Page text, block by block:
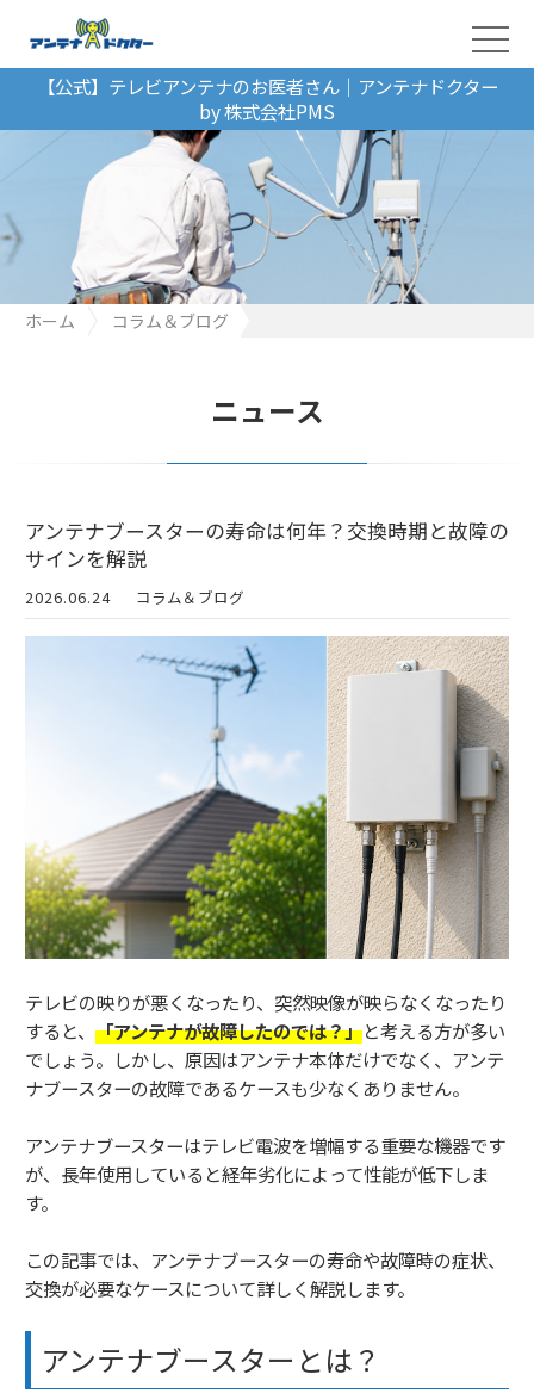
【公式】テレビアンテナのお医者さん｜アンテナドクター
by 株式会社PMS
ホーム
コラム＆ブログ
ニュース
アンテナブースターの寿命は何年？交換時期と故障の
サインを解説
2026.06.24 コラム＆ブログ
テレビの映りが悪くなったり、突然映像が映らなくなったり
すると、 「アンテナが故障したのでは？」と考える方が多い
でしょう。しかし、原因はアンテナ本体だけでなく、アンテ
ナブースターの故障であるケースも少なくありません。
アンテナブースターはテレビ電波を増幅する重要な機器です
が、長年使用していると経年劣化によって性能が低下しま
す。
この記事では、アンテナブースターの寿命や故障時の症状、
交換が必要なケースについて詳しく解説します。
アンテナブースターとは？